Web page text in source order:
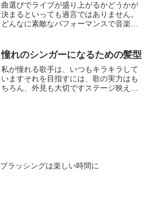
曲選びでライブが盛り上がるかどうかが
決まるといっても過言ではありません。
どんなに素敵なパフォーマンスで音楽の
チは必ずしておきましょう。
憧れのシンガーになるための髪型
私が憧れる歌手は、いつもキラキラして
いますそれを目指すには、歌の実力はも
ちろん、外見も大切ですステージ映えす
ブラッシングは楽しい時間に